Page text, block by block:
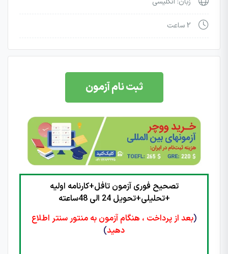
2 ساعت
ثبت نام آزمون
تصحیح فوری آزمون تافل+کارنامه اولیه
+تحلیلی+تحویل 24 الی 48ساعته
(بعد از پرداخت ، هنگام آزمون به منتور سنتر اطلاع
دهید)